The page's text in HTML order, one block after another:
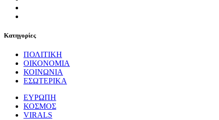
Κατηγορίες
ΠΟΛΙΤΙΚΗ
ΟΙΚΟΝΟΜΙΑ
ΚΟΙΝΩΝΙΑ
ΕΣΩΤΕΡΙΚΑ
ΕΥΡΩΠΗ
ΚΟΣΜΟΣ
VIRALS